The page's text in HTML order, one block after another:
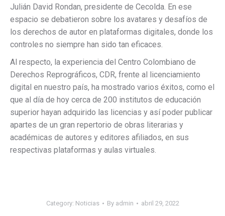
Julián David Rondan, presidente de Cecolda. En ese
espacio se debatieron sobre los avatares y desafíos de
los derechos de autor en plataformas digitales, donde los
controles no siempre han sido tan eficaces.
Al respecto, la experiencia del Centro Colombiano de
Derechos Reprográficos, CDR, frente al licenciamiento
digital en nuestro país, ha mostrado varios éxitos, como el
que al día de hoy cerca de 200 institutos de educación
superior hayan adquirido las licencias y así poder publicar
apartes de un gran repertorio de obras literarias y
académicas de autores y editores afiliados, en sus
respectivas plataformas y aulas virtuales.
Category: Noticias By admin abril 29, 2022